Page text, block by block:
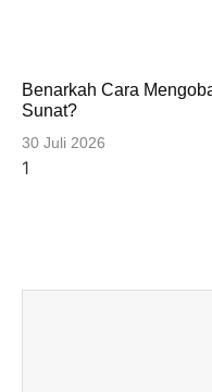
Benarkah Cara
Sunat?
30 Juli 2026